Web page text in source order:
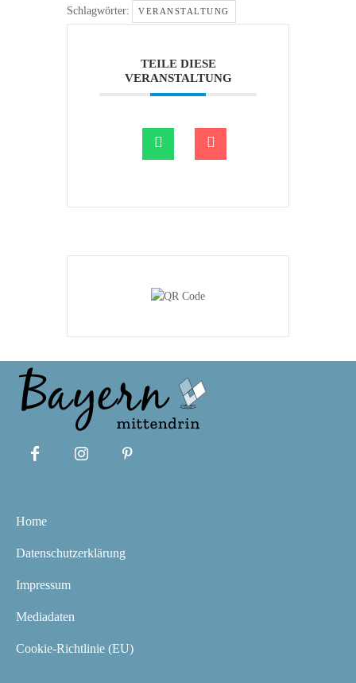
Schlagwörter: VERANSTALTUNG
TEILE DIESE
VERANSTALTUNG
Home
Datenschutzerklärung
Impressum
Mediadaten
Cookie-Richtlinie (EU)